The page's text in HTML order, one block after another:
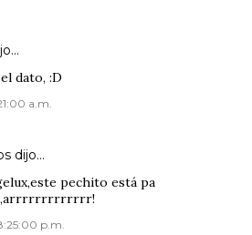
dato, :D
a.m.
dijo…
pechito está pa
p.m.